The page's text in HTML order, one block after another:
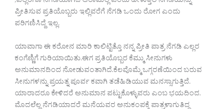
ಪ್ರೀತಿಸುವ ಪ್ರತಿಯೊಬ್ಬರು ಇಲ್ಲಿವರೆಗೆ ನೆಗಡಿ ಒಂದು ರೋಗ ಎಂದು
ಪರಿಗಣಿಸಿದ್ದೆ ಇಲ್ಲ.
ಯಾವಾಗಾ ಈ ಕರೋನ ಮಾರಿ ಕಾಲಿಟ್ಟಿತ್ತೊ ನನ್ನ ಪ್ರೀತಿ ಪಾತ್ರ ನೆಗಡಿ ಎಲ್ಲರ
ಕಂಗೆಣ್ಣಿಗೆ ಗುರಿಯಾಯಿತು.ಈಗ ಪ್ರತಿಯೊಬ್ಬರ ಕೆಮ್ಮು ಸೀನುಗಳು
ಅನುಮಾನದಿಂದ ನೋಡುವಂತಾಗಿದೆ.ಕೆಲವೊಮ್ಮೆ ಒಗ್ಗರಣೆಯಿಂದ ಬರುವ
ಸೀನುಗಳನ್ನು ಪ್ರಯತ್ನ ಪೂರ್ವ ಕವಾಗಿ ತಡೆಹಿಡಿಯುವ ಮನಸ್ಸಾಗುತ್ತಿದೆ.
ಯಾರಾದರೂ ಕೇಳಿದರೆ ಅನುಮಾನ ಪಟ್ಟುಕೊಳ್ಳುವರು ಎಂಬ ಭಯದಿಂದ.
ಮೊದಲೆಲ್ಲ ನೆಗಡಿಯಾದರೆ ಮನೆಯವರ ಅನುಕಂಪಕ್ಕೆ ಪಾತ್ರಳಾಗುತಿದ್ದ